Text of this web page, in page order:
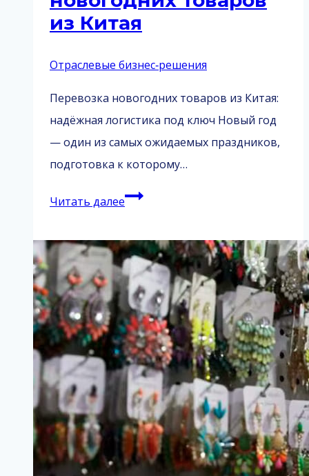
из Китая
Отраслевые бизнес‑решения
Перевозка новогодних товаров из Китая:
надёжная логистика под ключ Новый год
— один из самых ожидаемых праздников,
подготовка к которому…
Читать далееПеревозка
товаров
из
Китая